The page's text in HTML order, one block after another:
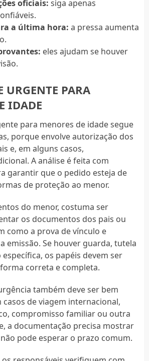
oficiais: siga apenas
a última hora: a pressa aumenta
eles ajudam se houver
URGENTE PARA
IDADE
para menores de idade segue
porque envolve autorização dos
e, em alguns casos,
A análise é feita com
garantir que o pedido esteja de
de proteção ao menor.
do menor, costuma ser
os documentos dos pais ou
como a prova de vínculo e
emissão. Se houver guarda, tutela
os papéis devem ser
correta e completa.
também deve ser bem
casos de viagem internacional,
compromisso familiar ou outra
a documentação precisa mostrar
pode esperar o prazo comum.